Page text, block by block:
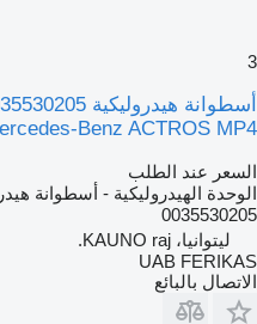
3
Benz ACTROS MP4
السعر عند الطلب
الوحدة الهيدروليكية - أسطوانة
0035530205
ليتوانيا، KAUNO raj.
UAB FERIKAS
الاتصال بالبائع